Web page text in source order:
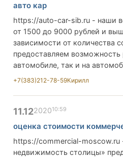
авто кар
https://auto-car-sib.ru - наши
от 1500 до 9000 рублей и
зависимости от количества
предоставляем возможность
автомобиле, так и на
+7(383)212-78-59Кирилл
11.12202010:59
оценка стоимости
https://commercial-moscow.ru
недвижимость столицы»